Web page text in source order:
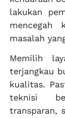
lakukan
mencegah
masalah
Memilih
terjangkau
kualitas.
teknisi
transparan,